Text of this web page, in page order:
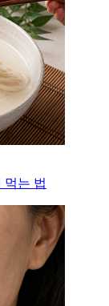
먹는 법